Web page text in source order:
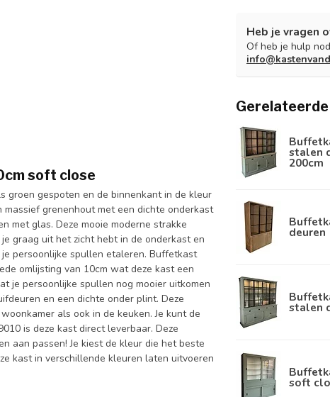
soft close
groen gespoten en de binnenkant in de kleur
grenenhout met een dichte onderkast
met glas. Deze mooie moderne strakke
graag uit het zicht hebt in de onderkast en
persoonlijke spullen etaleren. Buffetkast
omlijsting van 10cm wat deze kast een
je persoonlijke spullen nog mooier uitkomen
en een dichte onder plint. Deze
als ook in de keuken. Je kunt de
is deze kast direct leverbaar. Deze
aan passen! Je kiest de kleur die het beste
kast in verschillende kleuren laten uitvoeren
Heb je vragen
Of heb je hulp
stalen
200cm
deuren
stalen
soft